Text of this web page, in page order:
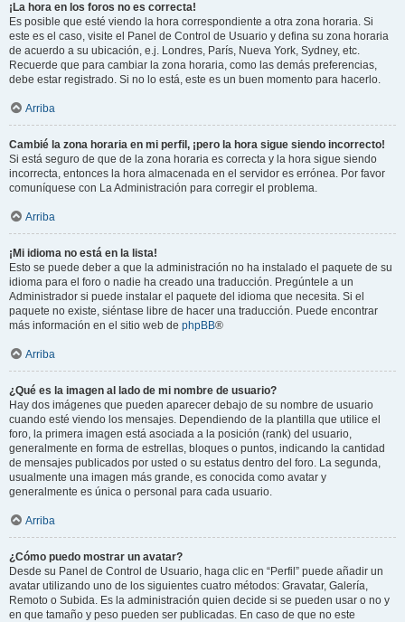
¡La hora en los foros no es correcta!
Es posible que esté viendo la hora correspondiente a otra zona horaria. Si
este es el caso, visite el Panel de Control de Usuario y defina su zona horaria
de acuerdo a su ubicación, e.j. Londres, París, Nueva York, Sydney, etc.
Recuerde que para cambiar la zona horaria, como las demás preferencias,
debe estar registrado. Si no lo está, este es un buen momento para hacerlo.
Arriba
Cambié la zona horaria en mi perfil, ¡pero la hora sigue siendo incorrecto!
Si está seguro de que de la zona horaria es correcta y la hora sigue siendo
incorrecta, entonces la hora almacenada en el servidor es errónea. Por favor
comuníquese con La Administración para corregir el problema.
Arriba
¡Mi idioma no está en la lista!
Esto se puede deber a que la administración no ha instalado el paquete de su
idioma para el foro o nadie ha creado una traducción. Pregúntele a un
Administrador si puede instalar el paquete del idioma que necesita. Si el
paquete no existe, siéntase libre de hacer una traducción. Puede encontrar
más información en el sitio web de phpBB®
Arriba
¿Qué es la imagen al lado de mi nombre de usuario?
Hay dos imágenes que pueden aparecer debajo de su nombre de usuario
cuando esté viendo los mensajes. Dependiendo de la plantilla que utilice el
foro, la primera imagen está asociada a la posición (rank) del usuario,
generalmente en forma de estrellas, bloques o puntos, indicando la cantidad
de mensajes publicados por usted o su estatus dentro del foro. La segunda,
usualmente una imagen más grande, es conocida como avatar y
generalmente es única o personal para cada usuario.
Arriba
¿Cómo puedo mostrar un avatar?
Desde su Panel de Control de Usuario, haga clic en “Perfil” puede añadir un
avatar utilizando uno de los siguientes cuatro métodos: Gravatar, Galería,
Remoto o Subida. Es la administración quien decide si se pueden usar o no y
en que tamaño y peso pueden ser publicadas. En caso de que no este